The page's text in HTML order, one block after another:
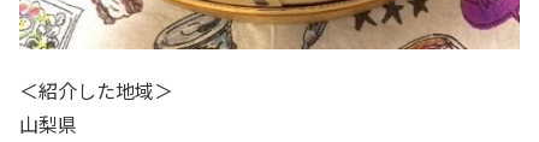
＜紹介した地域＞
山梨県